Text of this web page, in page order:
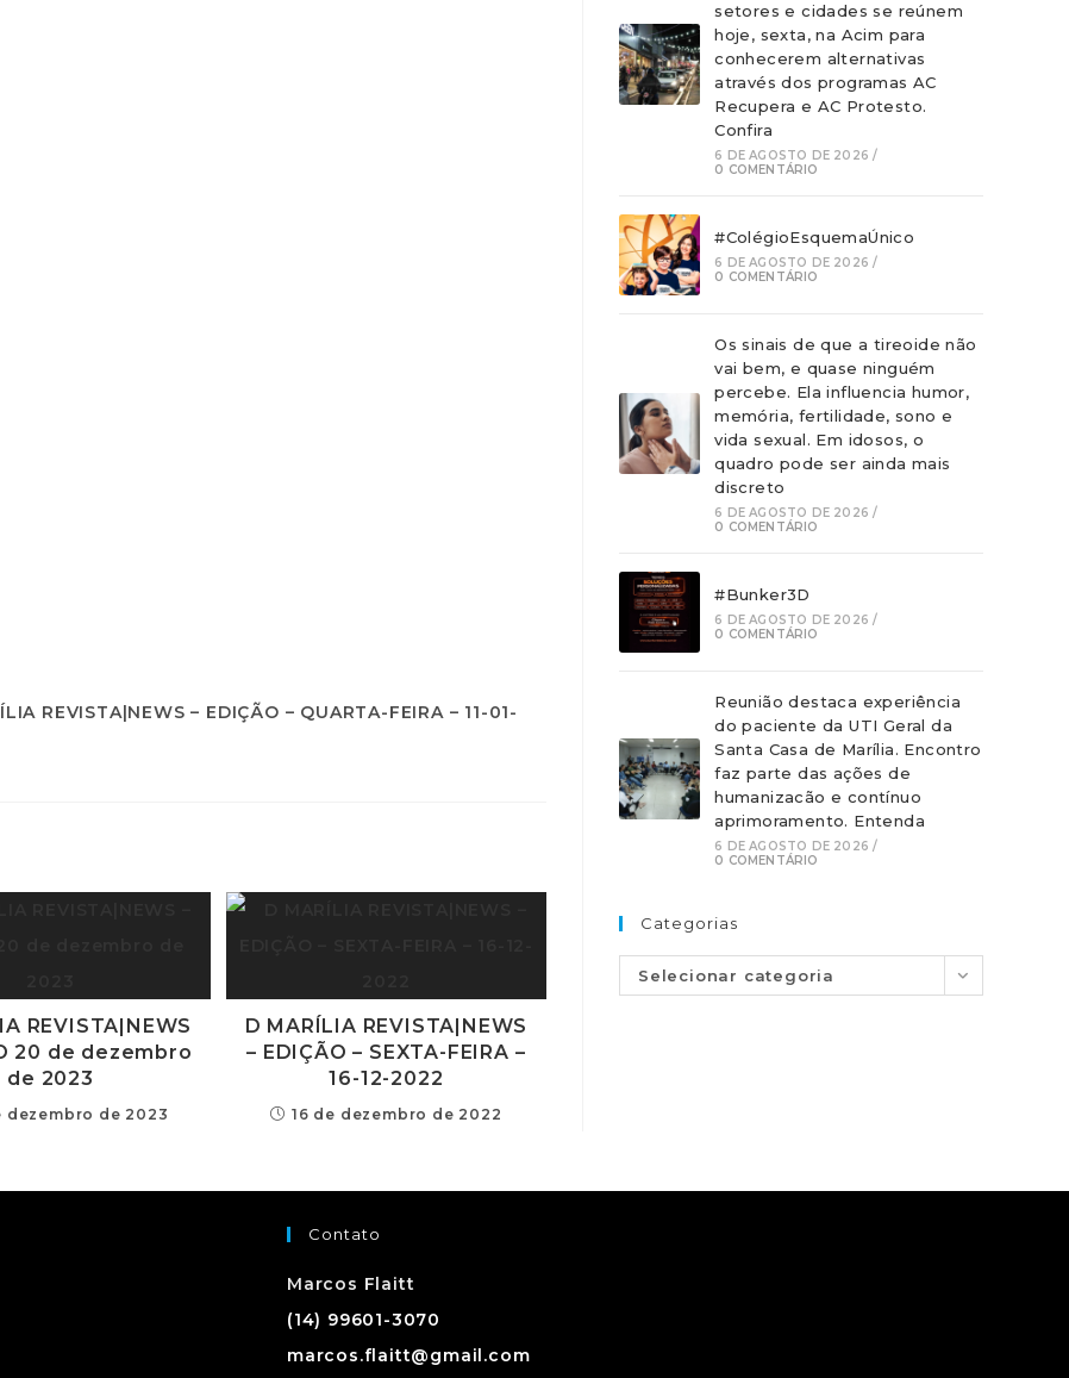
REVISTA|NEWS
20 de dezembro
de 2023
dezembro de 2023
D MARÍLIA REVISTA|NEWS
– EDIÇÃO – SEXTA-FEIRA –
16-12-2022
16 de dezembro de 2022
setores e cidades se reúnem
hoje, sexta, na Acim para
conhecerem alternativas
através dos programas AC
Recupera e AC Protesto.
Confira
6 DE AGOSTO DE 2026 /
0 COMENTÁRIO
#ColégioEsquemaÚnico
6 DE AGOSTO DE 2026 /
0 COMENTÁRIO
Os sinais de que a tireoide não
vai bem, e quase ninguém
percebe. Ela influencia humor,
memória, fertilidade, sono e
vida sexual. Em idosos, o
quadro pode ser ainda mais
discreto
6 DE AGOSTO DE 2026 /
0 COMENTÁRIO
#Bunker3D
6 DE AGOSTO DE 2026 /
0 COMENTÁRIO
Reunião destaca experiência
do paciente da UTI Geral da
Santa Casa de Marília. Encontro
faz parte das ações de
humanizacão e contínuo
aprimoramento. Entenda
6 DE AGOSTO DE 2026 /
0 COMENTÁRIO
Categorias
Selecionar categoria
Contato
Marcos Flaitt
(14) 99601-3070
marcos.flaitt@gmail.com